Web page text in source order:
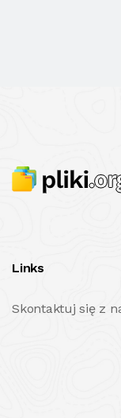
Links
Skontaktuj się z